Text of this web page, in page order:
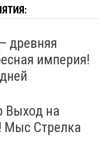
древняя
империя!
Выход на
Мыс Стрелка